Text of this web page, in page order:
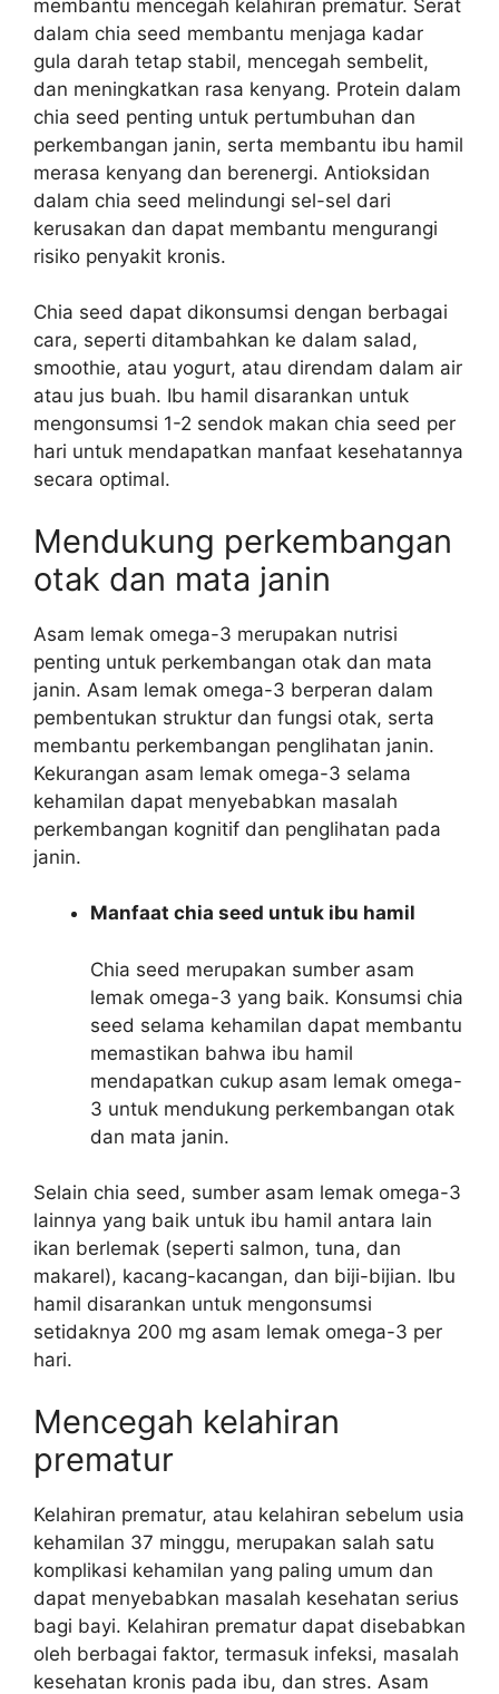
membantu mencegah kelahiran prematur. Serat
dalam chia seed membantu menjaga kadar
gula darah tetap stabil, mencegah sembelit,
dan meningkatkan rasa kenyang. Protein dalam
chia seed penting untuk pertumbuhan dan
perkembangan janin, serta membantu ibu hamil
merasa kenyang dan berenergi. Antioksidan
dalam chia seed melindungi sel-sel dari
kerusakan dan dapat membantu mengurangi
risiko penyakit kronis.
Chia seed dapat dikonsumsi dengan berbagai
cara, seperti ditambahkan ke dalam salad,
smoothie, atau yogurt, atau direndam dalam air
atau jus buah. Ibu hamil disarankan untuk
mengonsumsi 1-2 sendok makan chia seed per
hari untuk mendapatkan manfaat kesehatannya
secara optimal.
Mendukung perkembangan
otak dan mata janin
Asam lemak omega-3 merupakan nutrisi
penting untuk perkembangan otak dan mata
janin. Asam lemak omega-3 berperan dalam
pembentukan struktur dan fungsi otak, serta
membantu perkembangan penglihatan janin.
Kekurangan asam lemak omega-3 selama
kehamilan dapat menyebabkan masalah
perkembangan kognitif dan penglihatan pada
janin.
Manfaat chia seed untuk ibu hamil
Chia seed merupakan sumber asam
lemak omega-3 yang baik. Konsumsi chia
seed selama kehamilan dapat membantu
memastikan bahwa ibu hamil
mendapatkan cukup asam lemak omega-
3 untuk mendukung perkembangan otak
dan mata janin.
Selain chia seed, sumber asam lemak omega-3
lainnya yang baik untuk ibu hamil antara lain
ikan berlemak (seperti salmon, tuna, dan
makarel), kacang-kacangan, dan biji-bijian. Ibu
hamil disarankan untuk mengonsumsi
setidaknya 200 mg asam lemak omega-3 per
hari.
Mencegah kelahiran
prematur
Kelahiran prematur, atau kelahiran sebelum usia
kehamilan 37 minggu, merupakan salah satu
komplikasi kehamilan yang paling umum dan
dapat menyebabkan masalah kesehatan serius
bagi bayi. Kelahiran prematur dapat disebabkan
oleh berbagai faktor, termasuk infeksi, masalah
kesehatan kronis pada ibu, dan stres. Asam